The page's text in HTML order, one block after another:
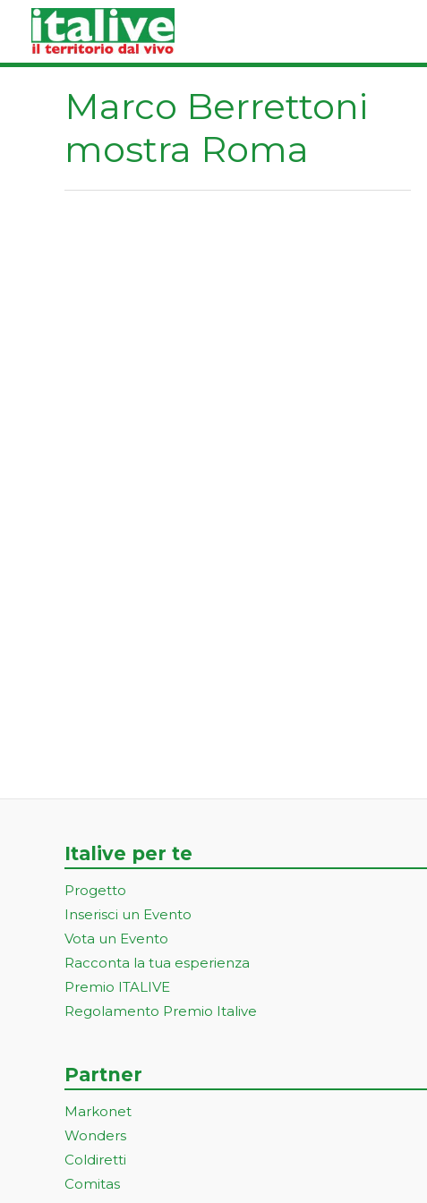
contenuto
Marco Berrettoni
mostra Roma
Italive per te
Progetto
Inserisci un Evento
Vota un Evento
Racconta la tua esperienza
Premio ITALIVE
Regolamento Premio Italive
Partner
Markonet
Wonders
Coldiretti
Comitas